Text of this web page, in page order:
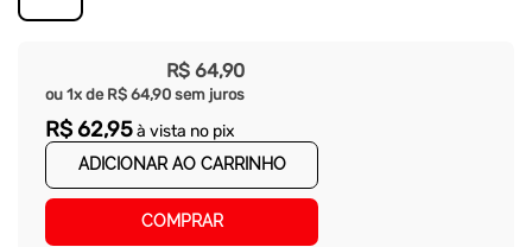
R$ 64,90
ou 1x de R$ 64,90 sem juros
R$62,95à vista no pix
ADICIONAR AO CARRINHO
COMPRAR